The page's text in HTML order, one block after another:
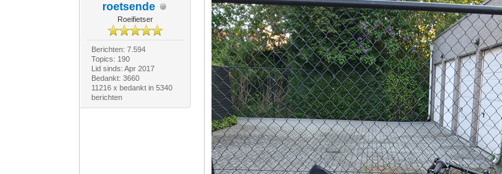
roetsende
Roeifietser
Berichten: 7.594
Topics: 190
Lid sinds: Apr 2017
Bedankt: 3660
11216 x bedankt in 5340
berichten